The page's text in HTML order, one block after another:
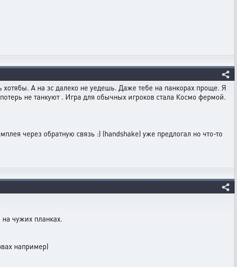
хотябы. А на зс далеко не уедешь. Даже тебе на панкорах проще. Я
не танкуют . Игра для обычных игроков стала Космо фермой.
через обратную связь :) (handshake) уже предлогал но что-то
чужих планках.
например)